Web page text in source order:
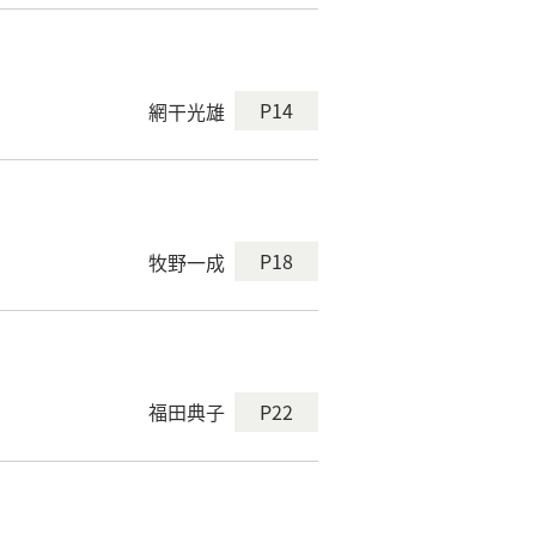
網干光雄 P14
牧野一成 P18
福田典子 P22